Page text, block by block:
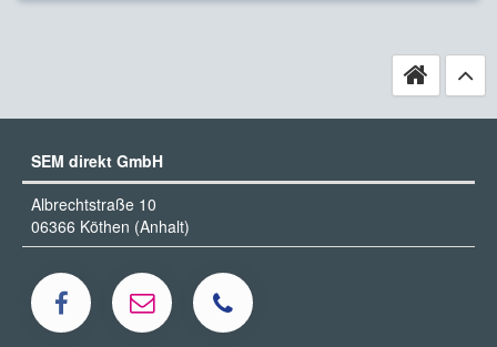
SEM direkt GmbH
Albrechtstraße 10
06366 Köthen (Anhalt)